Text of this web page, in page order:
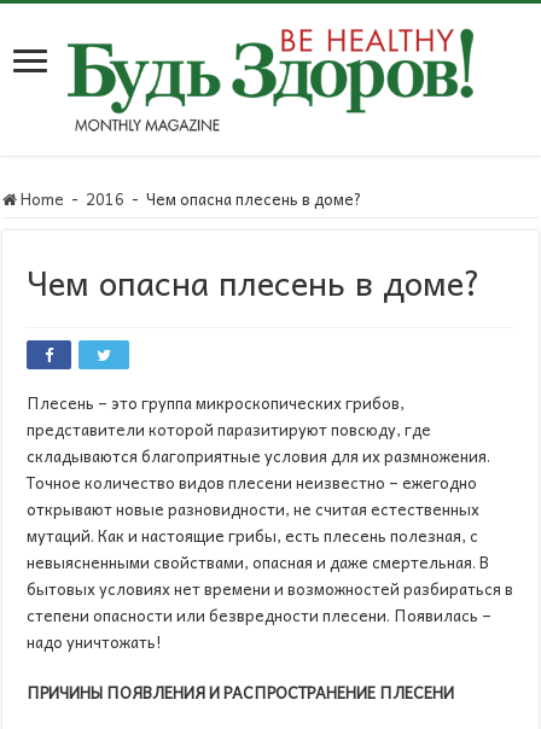
Home - 2016 - Чем опасна плесень в доме?
Чем опасна плесень в доме?
Плесень – это группа микроскопических грибов,
представители которой паразитируют повсюду, где
складываются благоприятные условия для их размножения.
Точное количество видов плесени неизвестно – ежегодно
открывают новые разновидности, не считая естественных
мутаций. Как и настоящие грибы, есть плесень полезная, с
невыясненными свойствами, опасная и даже смертельная. В
бытовых условиях нет времени и возможностей разбираться в
степени опасности или безвредности плесени. Появилась –
надо уничтожать!
ПРИЧИНЫ ПОЯВЛЕНИЯ И РАСПРОСТРАНЕНИЕ ПЛЕСЕНИ